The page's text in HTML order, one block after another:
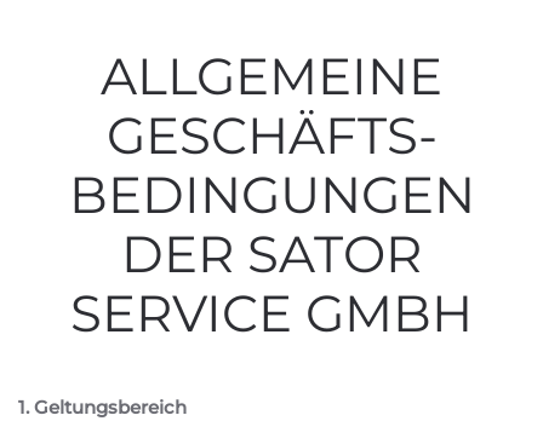
ALLGEMEINE
GESCHÄFTS­
BEDINGUNGEN
DER SATOR
SERVICE GMBH
1. Geltungsbereich